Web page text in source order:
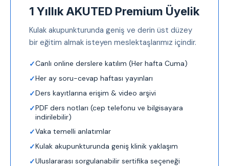
1 Yıllık AKUTED Premium Üyelik
Kulak akupunkturunda geniş ve derin üst düzey
bir eğitim almak isteyen meslektaşlarımız içindir.
Canlı online derslere katılım (Her hafta Cuma)
Her ay soru-cevap haftası yayınları
Ders kayıtlarına erişim & video arşivi
PDF ders notları (cep telefonu ve bilgisayara
indirilebilir)
Vaka temelli anlatımlar
Kulak akupunkturunda geniş klinik yaklaşım
Uluslararası sorgulanabilir sertifika seçeneği